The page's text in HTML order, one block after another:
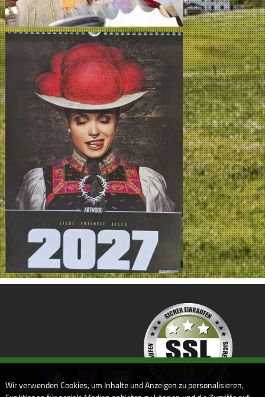
Wir verwenden Cookies, um Inhalte und Anzeigen zu personalisieren,